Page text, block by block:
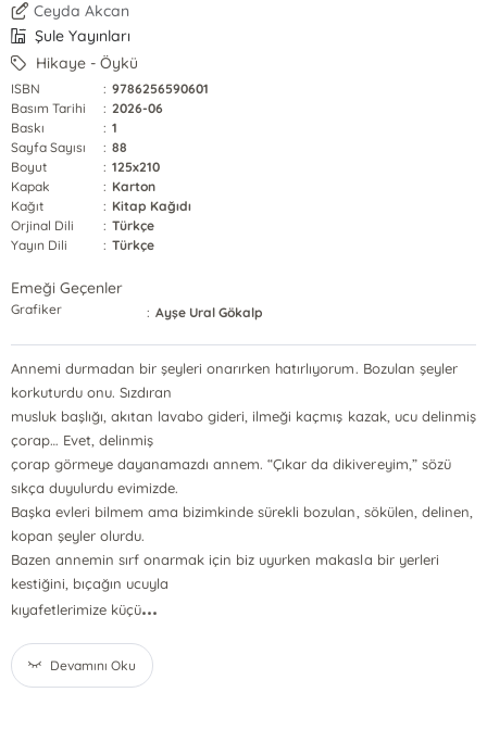
Ceyda Akcan
Şule Yayınları
Hikaye - Öykü
ISBN : 9786256590601
Basım Tarihi
: 2026-06
Baskı
: 1
Sayfa Sayısı
: 88
Boyut
: 125x210
Kapak
: Karton
Kağıt
: Kitap Kağıdı
Orjinal Dili
: Türkçe
Yayın Dili
: Türkçe
Emeği Geçenler
Grafiker : Ayşe Ural Gökalp
Annemi durmadan bir şeyleri onarırken hatırlıyorum. Bozulan şeyler
korkuturdu onu. Sızdıran
musluk başlığı, akıtan lavabo gideri, ilmeği kaçmış kazak, ucu delinmiş
çorap… Evet, delinmiş
çorap görmeye dayanamazdı annem. “Çıkar da dikivereyim,” sözü
sıkça duyulurdu evimizde.
Başka evleri bilmem ama bizimkinde sürekli bozulan, sökülen, delinen,
kopan şeyler olurdu.
Bazen annemin sırf onarmak için biz uyurken makasla bir yerleri
kestiğini, bıçağın ucuyla
kıyafetlerimize küçü...
Devamını Oku